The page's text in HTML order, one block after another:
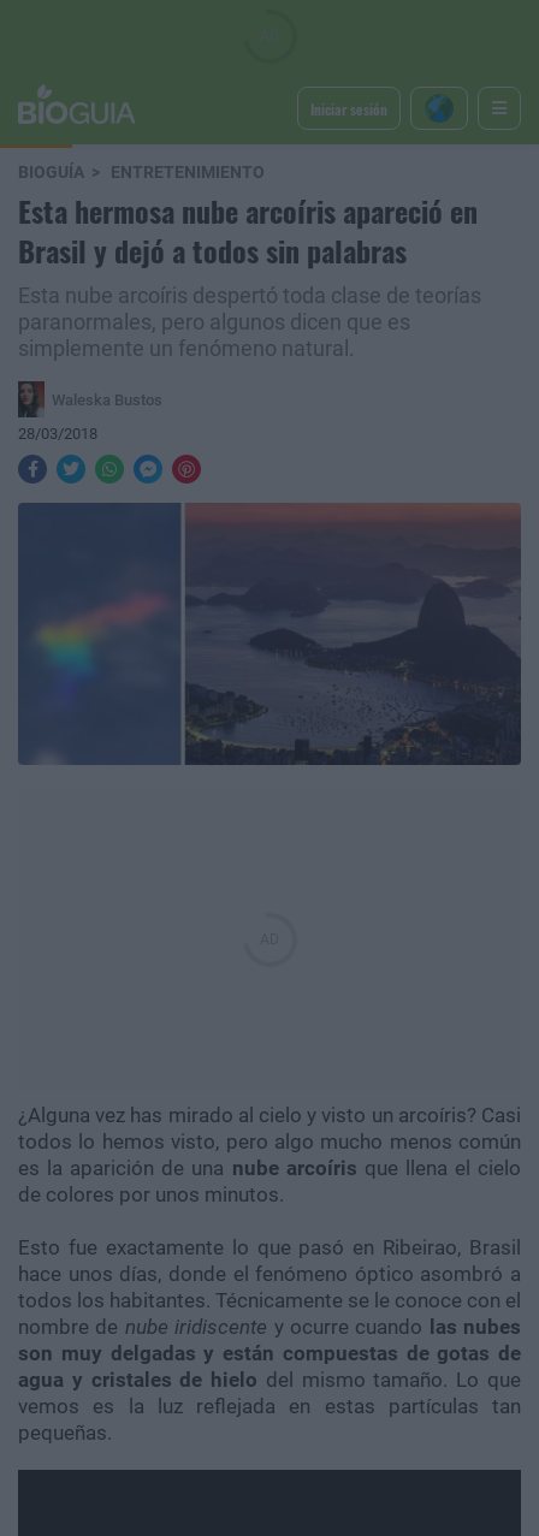
Iniciar sesión
BIOGUÍA ENTRETENIMIENTO
Esta hermosa nube arcoíris apareció en
Brasil y dejó a todos sin palabras
Esta nube arcoíris despertó toda clase de teorías
paranormales, pero algunos dicen que es
simplemente un fenómeno natural.
Waleska Bustos
28/03/2018
¿Alguna vez has mirado al cielo y visto un arcoíris? Casi
todos lo hemos visto, pero algo mucho menos común
es la aparición de una nube arcoíris que llena el cielo
de colores por unos minutos.
Esto fue exactamente lo que pasó en Ribeirao, Brasil
hace unos días, donde el fenómeno óptico asombró a
todos los habitantes. Técnicamente se le conoce con el
nombre de nube iridiscente y ocurre cuando
las nubes
son muy delgadas y están compuestas de gotas de
agua y cristales de hielo del mismo tamaño. Lo que
vemos es la luz reflejada en estas partículas tan
pequeñas.